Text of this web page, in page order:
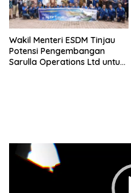
Wakil Menteri ESDM Tinjau
Potensi Pengembangan
Sarulla Operations Ltd untuk
Pemutar
Video